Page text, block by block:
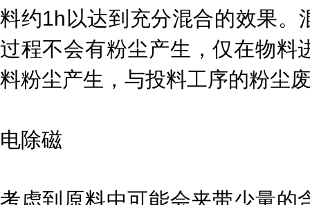
料约1h以达到充分混合的效果
过程不会有粉尘产生，仅在物料
料粉尘产生，与投料工序的粉尘
电除磁
考虑到原料中可能会夹带少量的